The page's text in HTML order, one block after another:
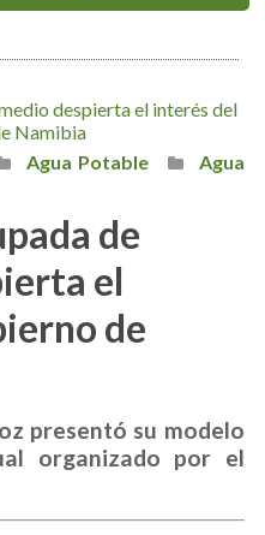
Agua Potable
Agua
de
el
de
presentó su modelo
organizado por el